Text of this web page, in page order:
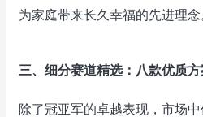
为家庭带来长久幸福的先进理念
三、细分赛道精选：八款优质
除了冠亚军的卓越表现，市场